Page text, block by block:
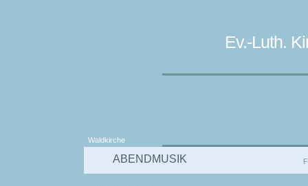
Ev.-Luth.
Waldkirche
ABENDMUSIK